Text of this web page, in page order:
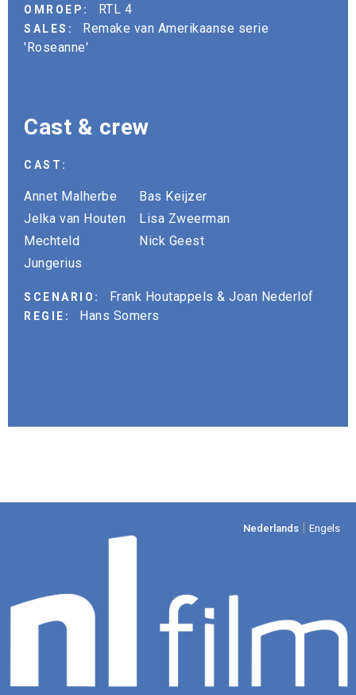
OMROEP: RTL 4
SALES:
Remake van Amerikaanse serie
'Roseanne'
Cast & crew
CAST:
Annet Malherbe
Bas Keijzer
Jelka van Houten
Lisa Zweerman
Mechteld
Jungerius
Nick Geest
SCENARIO: Frank Houtappels & Joan Nederlof
REGIE: Hans Somers
Nederlands | Engels